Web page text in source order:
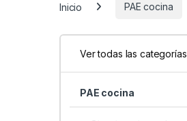
Inicio PAE cocina
Ver todas las categorías
PAE cocina